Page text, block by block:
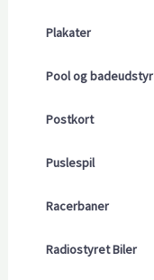
Plakater
Pool og badeudstyr
Postkort
Puslespil
Racerbaner
Radiostyret Biler